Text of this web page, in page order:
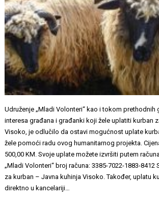
Udruženje „Mladi Volonteri“ kao i tokom prethodnih
interesa građana i građanki koji žele uplatiti kurban
Visoko, je odlučilo da ostavi mogućnost uplate
žele pomoći radu ovog humanitarnog projekta.
500,00 KM. Svoje uplate možete izvršiti putem
„Mladi Volonteri“ broj računa: 3385-7022-1883-8412
za kurban – Javna kuhinja Visoko. Također, uplatu
direktno u kancelariji…